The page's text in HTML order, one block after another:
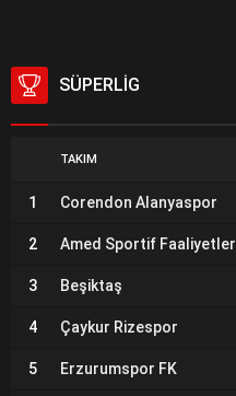
SÜPERLIG
TAKIM
1 Corendon Alanyaspor
2 Amed Sportif Faaliyetler
3 Beşiktaş
4 Çaykur Rizespor
5 Erzurumspor FK